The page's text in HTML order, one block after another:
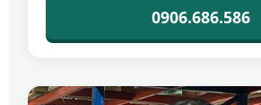
0906.686.586